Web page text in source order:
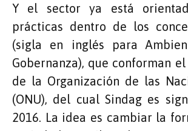
Y el sector ya está
prácticas dentro de los
(sigla en inglés para
Gobernanza), que conforman
de la Organización de las
(ONU), del cual Sindag es
2016. La idea es cambiar la